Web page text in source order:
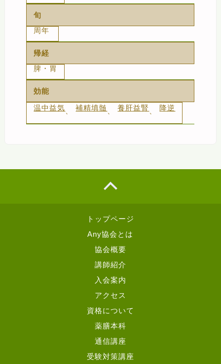
旬
周年
帰経
脾・胃
効能
温中益気
補精填髄 養肝益腎 降逆
トップページ
Any協会とは
協会概要
講師紹介
入会案内
アクセス
資格について
薬膳本科
通信講座
受験対策講座